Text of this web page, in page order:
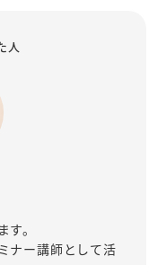
人
。
ナー講師として活